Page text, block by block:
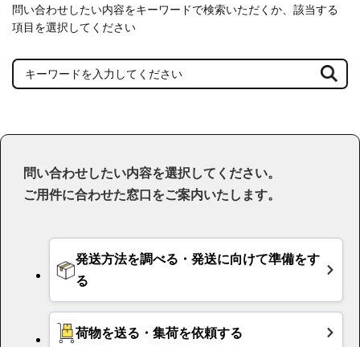
問い合わせしたい内容をキーワードで検索いただくか、該当する
項目を選択してください